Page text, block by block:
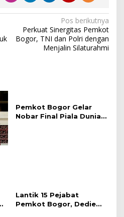
Pos berikutnya
Perkuat Sinergitas Pemkot
Bogor, TNI dan Polri dengan
Menjalin Silaturahmi
Pemkot Bogor Gelar
Nobar Final Piala Dunia
Lantik 15 Pejabat
Pemkot Bogor, Dedie